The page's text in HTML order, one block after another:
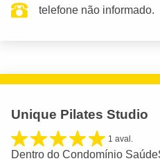
telefone não informado.
Unique Pilates Studio
1 aval.
Dentro do Condomínio